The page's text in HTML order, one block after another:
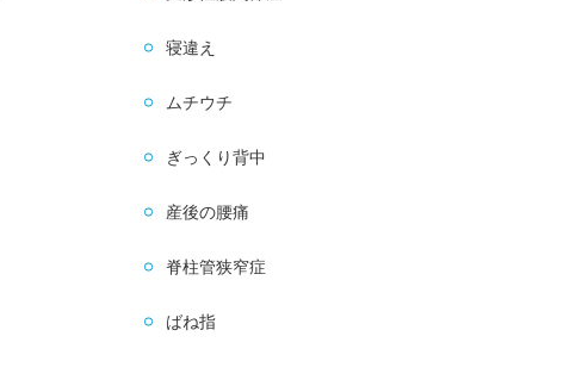
寝違え
ムチウチ
ぎっくり背中
産後の腰痛
脊柱管狭窄症
ばね指